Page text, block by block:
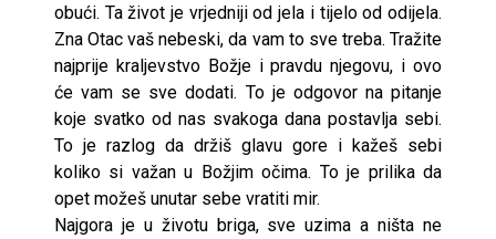
obući. Ta život je vrjedniji od jela i tijelo od odijela.
Zna Otac vaš nebeski, da vam to sve treba. Tražite
najprije kraljevstvo Božje i pravdu njegovu, i ovo
će vam se sve dodati. To je odgovor na pitanje
koje svatko od nas svakoga dana postavlja sebi.
To je razlog da držiš glavu gore i kažeš sebi
koliko si važan u Božjim očima. To je prilika da
opet možeš unutar sebe vratiti mir.
Najgora je u životu briga, sve uzima a ništa ne